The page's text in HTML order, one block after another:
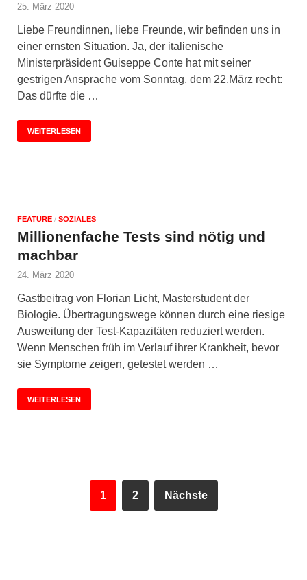
25. März 2020
Liebe Freundinnen, liebe Freunde, wir befinden uns in
einer ernsten Situation. Ja, der italienische
Ministerpräsident Guiseppe Conte hat mit seiner
gestrigen Ansprache vom Sonntag, dem 22.März recht:
Das dürfte die …
WEITERLESEN
FEATURE / SOZIALES
Millionenfache Tests sind nötig und
machbar
24. März 2020
Gastbeitrag von Florian Licht, Masterstudent der
Biologie. Übertragungswege können durch eine riesige
Ausweitung der Test-Kapazitäten reduziert werden.
Wenn Menschen früh im Verlauf ihrer Krankheit, bevor
sie Symptome zeigen, getestet werden …
WEITERLESEN
1 2 Nächste